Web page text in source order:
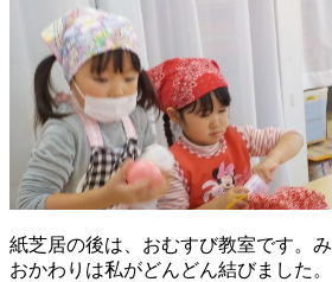
紙芝居の後は、おむすび教室です。
おかわりは私がどんどん結びました